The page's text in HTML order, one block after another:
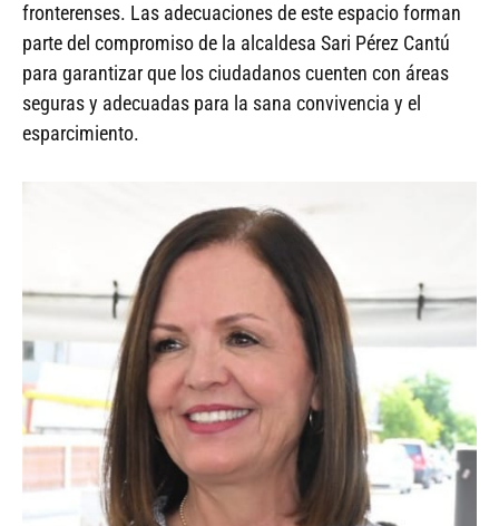
fronterenses. Las adecuaciones de este espacio forman
parte del compromiso de la alcaldesa Sari Pérez Cantú
para garantizar que los ciudadanos cuenten con áreas
seguras y adecuadas para la sana convivencia y el
esparcimiento.